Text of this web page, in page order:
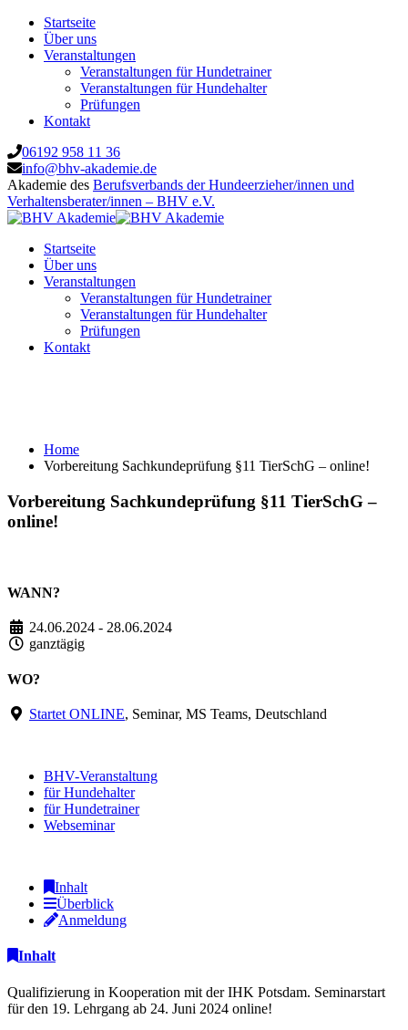
Startseite
Über uns
Veranstaltungen
Veranstaltungen für Hundetrainer
Veranstaltungen für Hundehalter
Prüfungen
Kontakt
06192 958 11 36
info@bhv-akademie.de
Akademie des Berufsverbands der Hundeerzieher/innen und
Verhaltensberater/innen – BHV e.V.
Startseite
Über uns
Veranstaltungen
Veranstaltungen für Hundetrainer
Veranstaltungen für Hundehalter
Prüfungen
Kontakt
Home
Vorbereitung Sachkundeprüfung §11 TierSchG – online!
Vorbereitung Sachkundeprüfung §11 TierSchG –
online!
WANN?
24.06.2024 - 28.06.2024
ganztägig
WO?
Startet ONLINE, Seminar, MS Teams, Deutschland
BHV-Veranstaltung
für Hundehalter
für Hundetrainer
Webseminar
Inhalt
Überblick
Anmeldung
Inhalt
Qualifizierung in Kooperation mit der IHK Potsdam. Seminarstart
für den 19. Lehrgang ab 24. Juni 2024 online!